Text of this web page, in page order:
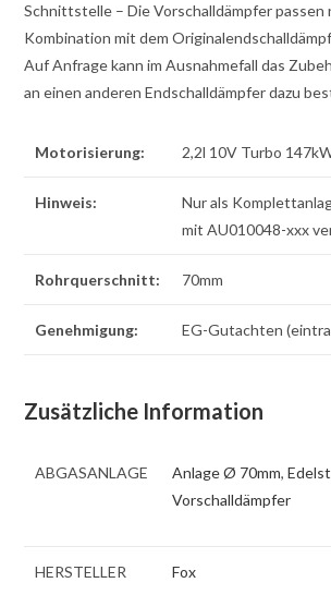
Schnittstelle – Die Vorschalldämpfer passen
Kombination mit dem
Auf Anfrage kann im Ausnahmefall das
an einen anderen Endschalldämpfer dazu
Motorisierung: 2,2l 10V Turbo
Hinweis:
Nur als
mit AU010048-xxx
Rohrquerschnitt: 70mm
Genehmigung: EG-Gutachten
Zusätzliche Information
ABGASANLAGE Anlage Ø 70mm,
Vorschalldämpfer
HERSTELLER Fox